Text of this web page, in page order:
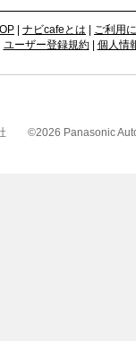
ナビcafeとは
ご利用
ユーザー登録規約| 個人情
©2026 Panasonic